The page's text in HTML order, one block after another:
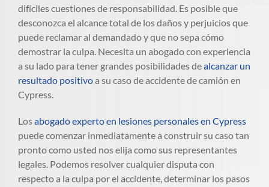
difíciles cuestiones de responsabilidad. Es posible que
desconozca el alcance total de los daños y perjuicios que
puede reclamar al demandado y que no sepa cómo
demostrar la culpa. Necesita un abogado con experiencia
a su lado para tener grandes posibilidades dealcanzar un
resultado positivoa su caso de accidente de camión en
Cypress.
Losabogado experto en lesiones personales en Cypress
puede comenzar inmediatamente a construir su caso tan
pronto como usted nos elija como sus representantes
legales. Podemos resolver cualquier disputa con
respecto a la culpa por el accidente, determinar los pasos